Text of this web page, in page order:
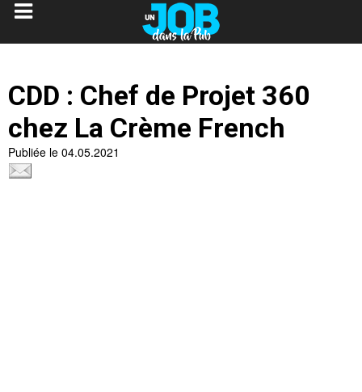
CDD : Chef de Projet 360
chez La Crème French
Publiée le 04.05.2021